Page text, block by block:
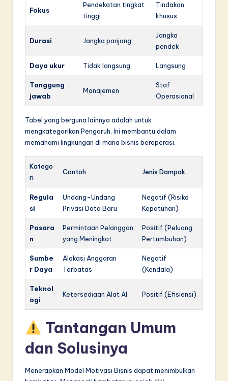
Fokus
Pendekatan tingkat
tinggi
Tindakan
khusus
Durasi Jangka panjang
Jangka
pendek
Daya ukur Tidak langsung Langsung
Tanggung
jawab
Manajemen
Staf
Operasional
Tabel yang berguna lainnya adalah untuk
mengkategorikan Pengaruh. Ini membantu dalam
memahami lingkungan di mana bisnis beroperasi.
Katego
ri
Contoh Jenis Dampak
Regula
si
Undang-Undang
Privasi Data Baru
Negatif (Risiko
Kepatuhan)
Pasara
n
Permintaan Pelanggan
yang Meningkat
Positif (Peluang
Pertumbuhan)
Sumbe
r Daya
Alokasi Anggaran
Terbatas
Negatif
(Kendala)
Teknol
ogi
Ketersediaan Alat AI Positif (Efisiensi)
Tantangan Umum
dan Solusinya
Menerapkan Model Motivasi Bisnis dapat menimbulkan